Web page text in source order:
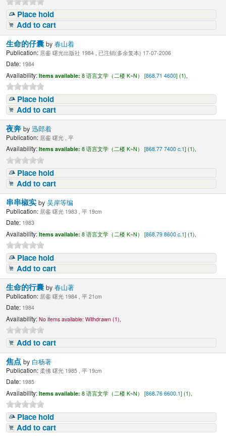
Place hold
Add to cart
生命的仔囊by春山着
Publication: 居銮 曙光出版社 1984 , 已注销(多余复本) 17-07-2006
Date: 1984
Availability: Items available: 8 语言文学（二楼 K~N） [868.71 4600] (1),
Place hold
Add to cart
夜奔by迅郎着
Publication: 居銮 曙光 , 平
Availability: Items available: 8 语言文学（二楼 K~N） [868.77 7400 c.1] (1),
Place hold
Add to cart
串串椒实by吴岸等编
Publication: 居銮 曙光 1983 , 平 19cm
Date: 1983
Availability: Items available: 8 语言文学（二楼 K~N） [868.79 8600 c.1] (1),
Place hold
Add to cart
生命的行囊by春山著
Publication: 居銮 曙光 1984 , 平 21cm
Date: 1984
Availability: No items available: Withdrawn (1),
Add to cart
焦点by 白杨著
Publication: 柔佛 曙光 1985 , 平 19cm
Date: 1985
Availability: Items available: 8 语言文学（二楼 K~N） [868.76 6600.1] (1),
Place hold
Add to cart